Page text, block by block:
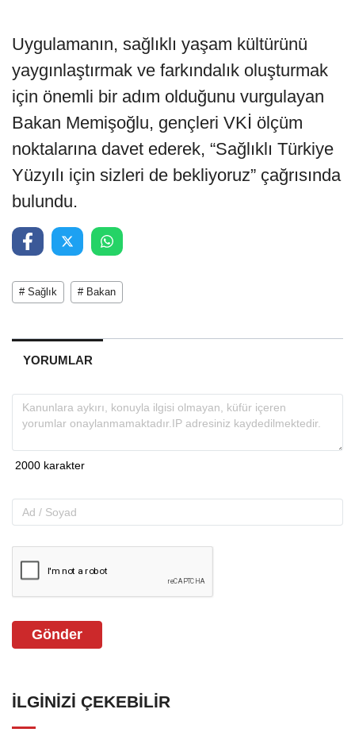
Uygulamanın, sağlıklı yaşam kültürünü
yaygınlaştırmak ve farkındalık oluşturmak
için önemli bir adım olduğunu vurgulayan
Bakan Memişoğlu, gençleri VKİ ölçüm
noktalarına davet ederek, “Sağlıklı Türkiye
Yüzyılı için sizleri de bekliyoruz” çağrısında
bulundu.
# Sağlık # Bakan
YORUMLAR
Gönder
İLGINIZI ÇEKEBILIR